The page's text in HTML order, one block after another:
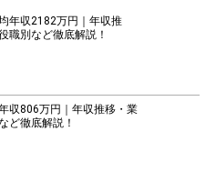
年収2182万円｜年収推
職別など徹底解説！
収806万円｜年収推移・業
ど徹底解説！